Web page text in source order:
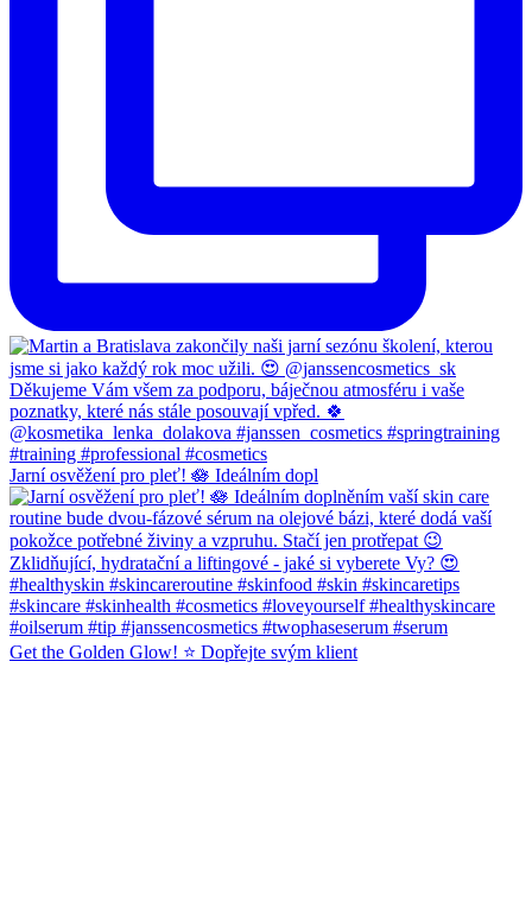
Jarní osvěžení pro pleť! 🪷 Ideálním dopl
Get the Golden Glow! ⭐️ Dopřejte svým klient